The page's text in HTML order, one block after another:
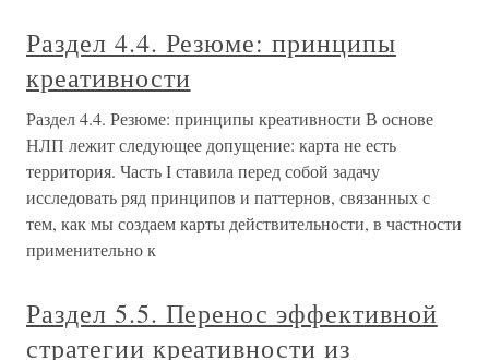
Раздел 4.4. Резюме: принципы
креативности
Раздел 4.4. Резюме: принципы креативности В основе
НЛП лежит следующее допущение: карта не есть
территория. Часть I ставила перед собой задачу
исследовать ряд принципов и паттернов, связанных с
тем, как мы создаем карты действительности, в частности
применительно к
Раздел 5.5. Перенос эффективной
стратегии креативности из